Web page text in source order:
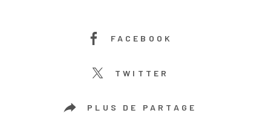
FACEBOOK
TWITTER
PLUS DE PARTAGE